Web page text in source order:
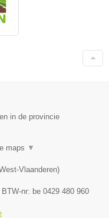
in de provincie
maps ▼
Vlaanderen)
, BTW-nr: be 0429 480 960